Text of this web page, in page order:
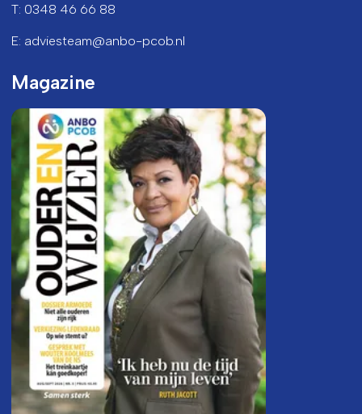
T: 0348 46 66 88
E: adviesteam@anbo-pcob.nl
Magazine